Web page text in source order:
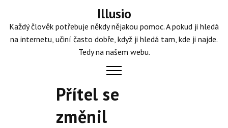
content
Illusio
Každý člověk potřebuje někdy nějakou pomoc. A pokud ji hledá
na internetu, učiní často dobře, když ji hledá tam, kde ji najde.
Tedy na našem webu.
Přítel se
změnil